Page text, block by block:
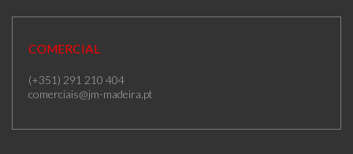
COMERCIAL
(+351) 291 210 404
comerciais@jm-madeira.pt